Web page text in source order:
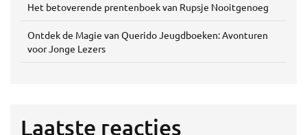
Het betoverende prentenboek van Rupsje Nooitgenoeg
Ontdek de Magie van Querido Jeugdboeken: Avonturen
voor Jonge Lezers
Laatste reacties